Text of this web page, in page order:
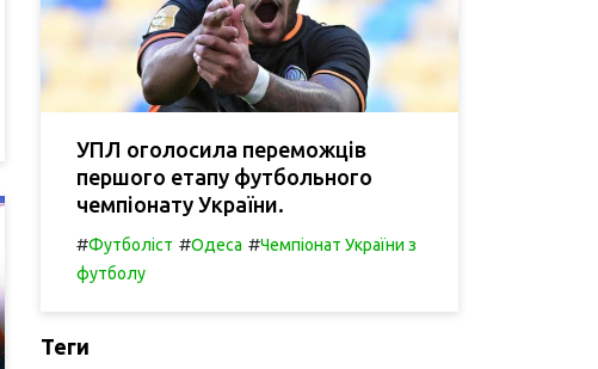
УПЛ оголосила переможців
першого етапу футбольного
чемпіонату України.
#Футболіст #Одеса #Чемпіонат України з
футболу
Теги